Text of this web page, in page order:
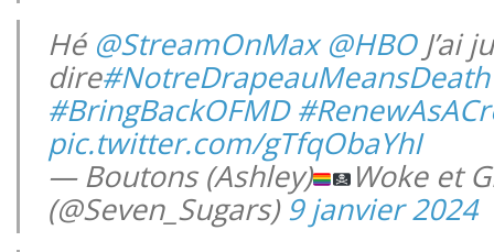
Hé @StreamOnMax @HBOJ’ai
dire#NotreDrapeauMeansDeath
#BringBackOFMD
pic.twitter.com/gTfqObaYhI
— Boutons (Ashley)
Woke et
(@Seven_Sugars)9 janvier 2024